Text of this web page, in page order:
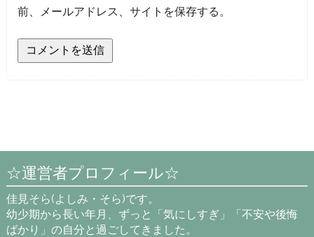
前、メールアドレス、サイトを保存する。
☆運営者プロフィール☆
佳見そら(よしみ・そら)です。
幼少期から長い年月、ずっと「気にしすぎ」「不安や後悔
ばかり」の自分と過ごしてきました。